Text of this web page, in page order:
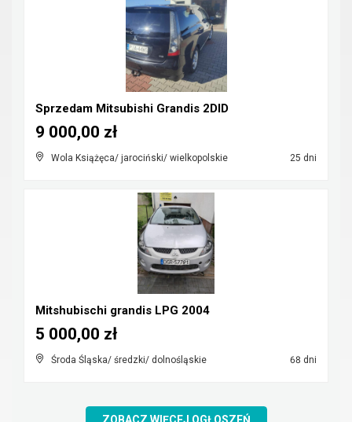
Sprzedam Mitsubishi Grandis 2DID
Wola Książęca/ jarociński/ wielkopolskie 25 dni
9 000,00 zł
Mitshubischi grandis LPG 2004
Środa Śląska/ średzki/ dolnośląskie 68 dni
5 000,00 zł